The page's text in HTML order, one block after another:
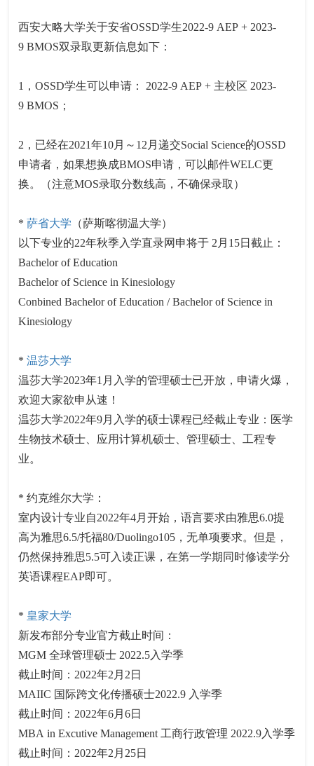
西安大略大学关于安省OSSD学生2022-9 AEP + 2023-
9 BMOS双录取更新信息如下：
1，OSSD学生可以申请： 2022-9 AEP + 主校区 2023-
9 BMOS；
2，已经在2021年10月～12月递交Social Science的OSSD
申请者，如果想换成BMOS申请，可以邮件WELC更
换。（注意MOS录取分数线高，不确保录取）
*萨省大学 （萨斯喀彻温大学）
以下专业的22年秋季入学直录网申将于 2月15日截止：
Bachelor of Education
Bachelor of Science in Kinesiology
Conbined Bachelor of Education / Bachelor of Science in
Kinesiology
*温莎大学
温莎大学2023年1月入学的管理硕士已开放，申请火爆，
欢迎大家欲申从速！
温莎大学2022年9月入学的硕士课程已经截止专业：医学
生物技术硕士、应用计算机硕士、管理硕士、工程专
业。
* 约克维尔大学：
室内设计专业自2022年4月开始，语言要求由雅思6.0提
高为雅思6.5/托福80/Duolingo105，无单项要求。但是，
仍然保持雅思5.5可入读正课，在第一学期同时修读学分
英语课程EAP即可。
* 皇家大学
新发布部分专业官方截止时间：
MGM 全球管理硕士 2022.5入学季
截止时间：2022年2月2日
MAIIC 国际跨文化传播硕士2022.9 入学季
截止时间：2022年6月6日
MBA in Excutive Management 工商行政管理 2022.9入学季
截止时间：2022年2月25日